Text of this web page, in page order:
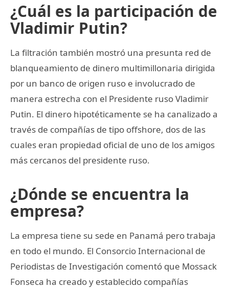
¿Cuál es la participación de
Vladimir Putin?
La filtración también mostró una presunta red de
blanqueamiento de dinero multimillonaria dirigida
por un banco de origen ruso e involucrado de
manera estrecha con el Presidente ruso Vladimir
Putin. El dinero hipotéticamente se ha canalizado a
través de compañías de tipo offshore, dos de las
cuales eran propiedad oficial de uno de los amigos
más cercanos del presidente ruso.
¿Dónde se encuentra la
empresa?
La empresa tiene su sede en Panamá pero trabaja
en todo el mundo. El Consorcio Internacional de
Periodistas de Investigación comentó que Mossack
Fonseca ha creado y establecido compañías